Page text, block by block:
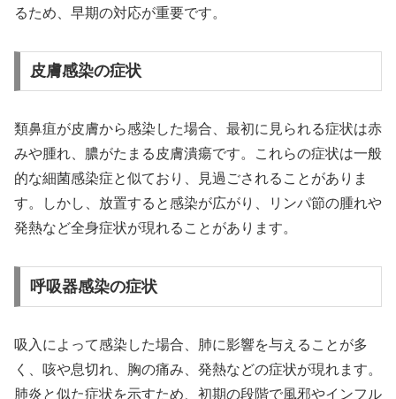
るため、早期の対応が重要です。
皮膚感染の症状
類鼻疽が皮膚から感染した場合、最初に見られる症状は赤
みや腫れ、膿がたまる皮膚潰瘍です。これらの症状は一般
的な細菌感染症と似ており、見過ごされることがありま
す。しかし、放置すると感染が広がり、リンパ節の腫れや
発熱など全身症状が現れることがあります。
呼吸器感染の症状
吸入によって感染した場合、肺に影響を与えることが多
く、咳や息切れ、胸の痛み、発熱などの症状が現れます。
肺炎と似た症状を示すため、初期の段階で風邪やインフル